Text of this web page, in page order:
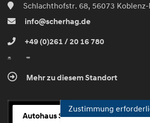
Schlachthofstr. 68, 56073 Koblenz-
info@scherhag.de
+49 (0)261 / 20 16 780
Mehr zu diesem Standort
Autohaus Scherhag
Zustimmung